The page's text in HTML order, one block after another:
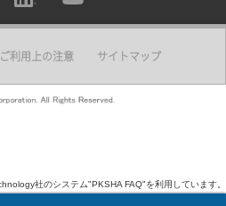
ご利用上の注意 サイトマップ
社のシステム"PKSHA FAQ"を利用しています。